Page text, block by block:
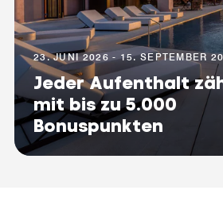
23. JUNI 2026 - 15. SEPTEMBER
Jeder Aufenthalt
mit bis zu 5.000
Bonuspunkten